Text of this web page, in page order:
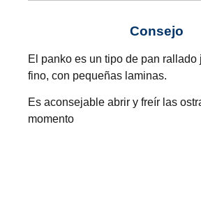
Consejo
El panko es un tipo de pan rallado
fino, con pequeñas laminas.
Es aconsejable abrir y freír las
momento